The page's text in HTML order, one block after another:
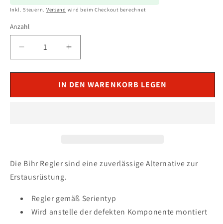
Inkl. Steuern. Versand wird beim Checkout berechnet
Anzahl
Verringere
die
Menge
Laderegler
2003-
2007
Erhöhe
die
Menge
für
Laderegler
2003-
IN DEN WARENKORB LEGEN
Die Bihr Regler sind eine zuverlässige Alternative zur
Erstausrüstung.
Regler gemäß Serientyp
Wird anstelle der defekten Komponente montiert